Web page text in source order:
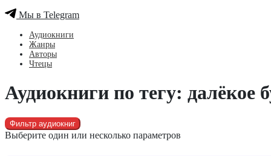
Мы в Telegram
Аудиокниги
Жанры
Авторы
Чтецы
Аудиокниги по тегу: далёкое
Фильтр аудиокниг
Выберите один или несколько параметров